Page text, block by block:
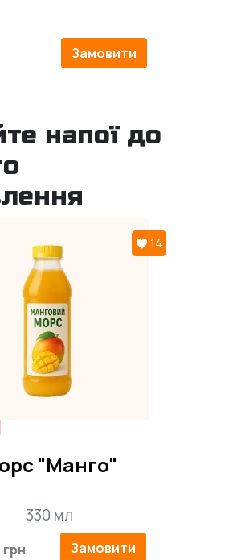
Замовити
напої до
14
"Манго"
330 мл
Замовити